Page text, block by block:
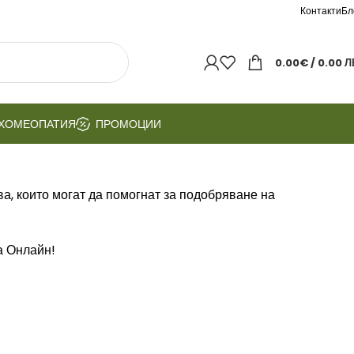
Контакти
0.00€/ 0.00
ПРОМОЦИИ
които могат да помогнат за подобряване на
Онлайн!